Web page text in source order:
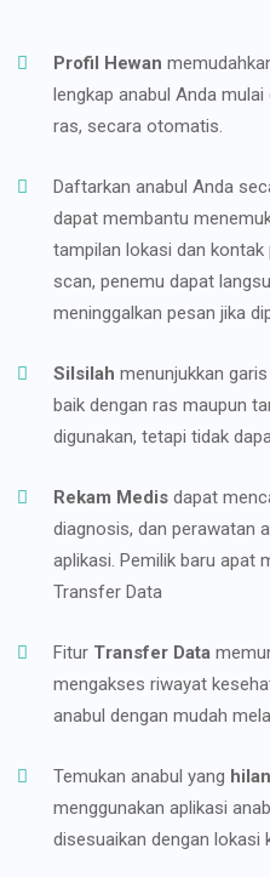
Profil Hewan
lengkap anabul Anda
ras, secara otomatis.
Daftarkan anabul Anda
dapat membantu
tampilan lokasi dan kontak
scan, penemu dapat
meninggalkan pesan jika
Silsilah menunjukkan
baik dengan ras maupun
digunakan, tetapi tidak
Rekam Medis dapat
diagnosis, dan perawatan
aplikasi. Pemilik baru apat
Transfer Data
Fitur Transfer Data
mengakses riwayat
anabul dengan mudah
Temukan anabul yang
menggunakan aplikasi
disesuaikan dengan lokasi